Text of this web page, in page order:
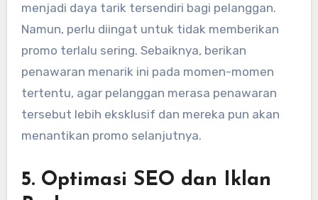
menjadi daya tarik tersendiri bagi pelanggan.
Namun, perlu diingat untuk tidak memberikan
promo terlalu sering. Sebaiknya, berikan
penawaran menarik ini pada momen-momen
tertentu, agar pelanggan merasa penawaran
tersebut lebih eksklusif dan mereka pun akan
menantikan promo selanjutnya.
5. Optimasi SEO dan Iklan